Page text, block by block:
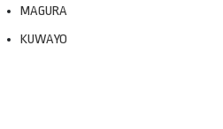
MAGURA
KUWAYO